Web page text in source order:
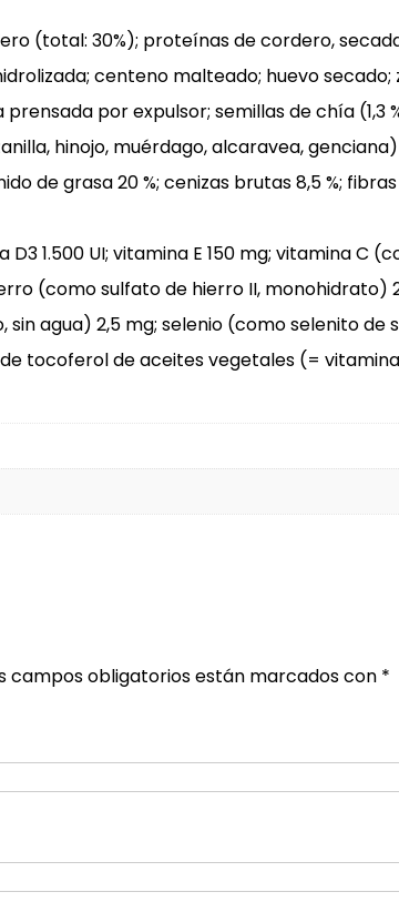
(total: 30%); proteínas de cordero,
centeno malteado; huevo
por expulsor; semillas de chía
hinojo, muérdago, alcaravea, genciana)
de grasa 20 %; cenizas brutas 8,5 %; fibras
D3 1.500 UI; vitamina E 150 mg; vitamina
(como sulfato de hierro II, monohidrato)
agua) 2,5 mg; selenio (como selenito de
tocoferol de aceites vegetales (=
campos obligatorios están marcados con *